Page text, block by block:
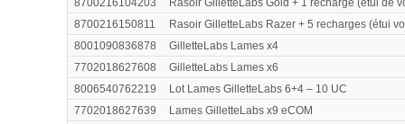
8700216150811
Rasoir GilletteLabs Razer + 5 recharges (étui
8001090836878
GilletteLabs Lames x4
7702018627608
GilletteLabs Lames x6
8006540762219
Lot Lames GilletteLabs 6+4 – 10 UC
7702018627639
Lames GilletteLabs x9 eCOM